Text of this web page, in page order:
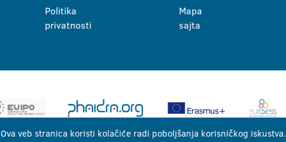
Politika
privatnosti
Mapa
sajta
Ova veb stranica koristi kolačiće radi poboljšanja korisničkog iskustva.